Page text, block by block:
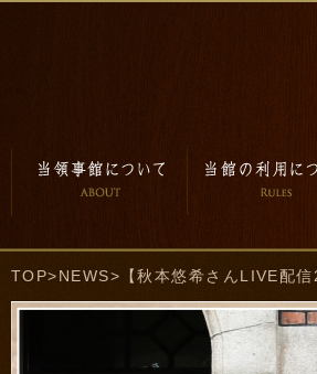
TOP>NEWS>【秋本悠希さんLIVE配